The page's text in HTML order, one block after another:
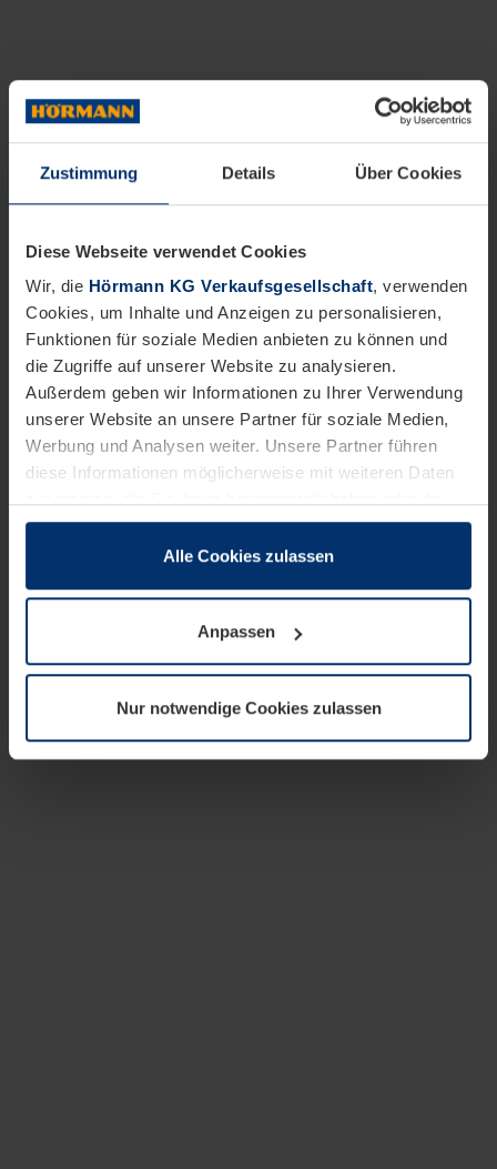
Zustimmung Details Über Cookies
Diese Webseite verwendet Cookies
Wir, die Hörmann KG Verkaufsgesellschaft, verwenden
Cookies, um Inhalte und Anzeigen zu personalisieren,
Funktionen für soziale Medien anbieten zu können und
die Zugriffe auf unserer Website zu analysieren.
Außerdem geben wir Informationen zu Ihrer Verwendung
unserer Website an unsere Partner für soziale Medien,
Werbung und Analysen weiter. Unsere Partner führen
diese Informationen möglicherweise mit weiteren Daten
sie im Rahmen Ihrer Nutzung der Dienste gesammelt
wenn diese für den Betrieb dieser Seite unbedingt
notwendig sind. Für alle anderen Cookie-Typen benötigen
wir Ihre Erlaubnis. Ihre Einwilligung können Sie jederzeit
Datenschutzerklärungunserer Website ändern oder
widerrufen.
Alle Cookies zulassen
Anpassen
Nur notwendige Cookies zulassen